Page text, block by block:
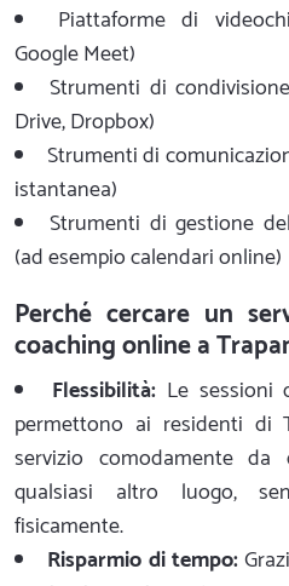
Piattaforme di
Google Meet)
Strumenti di
Drive, Dropbox)
Strumenti di
istantanea)
Strumenti di gestione
(ad esempio calendari online)
Perché cercare un
coaching online a
Flessibilità:Le sessioni
permettono ai residenti di
servizio comodamente
qualsiasi altro luogo,
fisicamente.
Risparmio di tempo: